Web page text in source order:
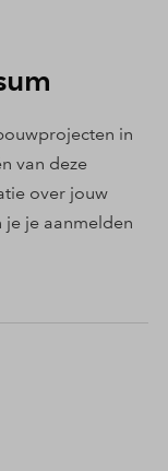
in
van deze
over jouw
je aanmelden